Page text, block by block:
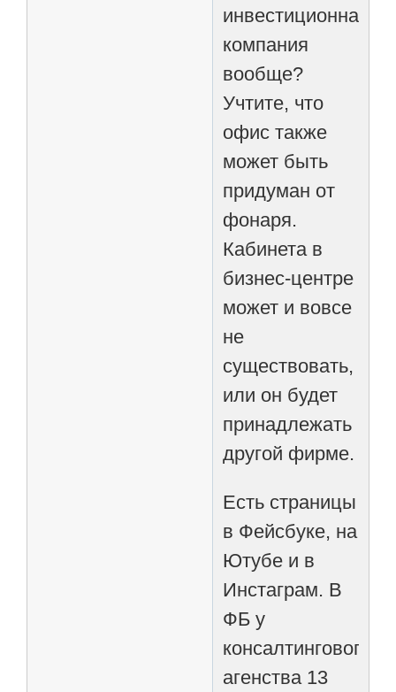
инвестиционная
компания
вообще?
Учтите, что
офис также
может быть
придуман от
фонаря.
Кабинета в
бизнес-центре
может и вовсе
не
существовать,
или он будет
принадлежать
другой фирме.
Есть страницы
в Фейсбуке, на
Ютубе и в
Инстаграм. В
ФБ у
консалтингового
агенства 13